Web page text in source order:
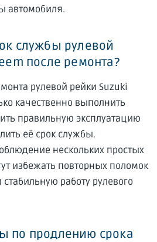
автомобиля.
службы рулевой
после ремонта?
рулевой рейки Suzuki
качественно выполнить
правильную эксплуатацию
её срок службы.
нескольких простых
избежать повторных поломок
работу рулевого
по продлению срока